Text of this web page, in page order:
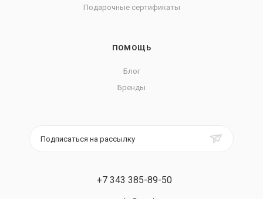
Подарочные сертификаты
ПОМОЩЬ
Блог
Бренды
Подписаться на рассылку
+7 343 385-89-50